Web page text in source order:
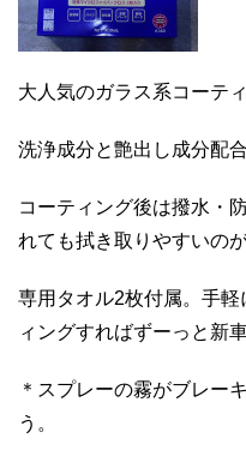
大人気のガラス系コーティ
洗浄成分と艶出し成分配
コーティング後は撥水・
れても拭き取りやすいのが
専用タオル2枚付属。手
ィングすればずーっと新
＊スプレーの霧がブレー
う。